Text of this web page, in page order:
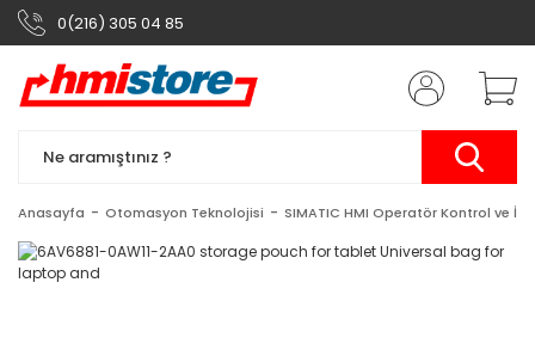
0(216) 305 04 85
Anasayfa Otomasyon Teknolojisi SIMATIC HMI Operatör Kontrol ve